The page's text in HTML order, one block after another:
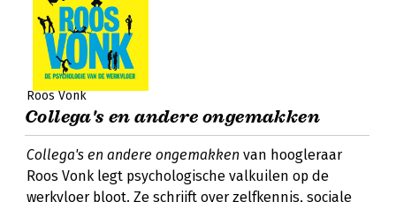
Roos Vonk
Collega's en andere ongemakken
Collega's en andere ongemakken van hoogleraar
Roos Vonk legt psychologische valkuilen op de
werkvloer bloot. Ze schrijft over zelfkennis, sociale